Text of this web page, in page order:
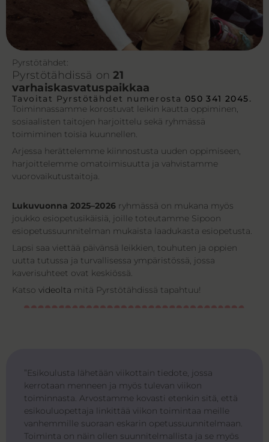
Pyrstötähdet:
Pyrstötähdissä on 21
varhaiskasvatuspaikkaa
Tavoitat Pyrstötähdet numerosta 050 341 2045.
Toiminnassamme korostuvat leikin kautta oppiminen,
sosiaalisten taitojen harjoittelu sekä ryhmässä
toimiminen toisia kuunnellen.
Arjessa herättelemme kiinnostusta uuden oppimiseen,
harjoittelemme omatoimisuutta ja vahvistamme
vuorovaikutustaitoja.
Lukuvuonna 2025–2026 ryhmässä on mukana myös
joukko esiopetusikäisiä, joille toteutamme Sipoon
esiopetussuunnitelman mukaista laadukasta esiopetusta.
Lapsi saa viettää päivänsä leikkien, touhuten ja oppien
uutta tutussa ja turvallisessa ympäristössä, jossa
kaverisuhteet ovat keskiössä.
Katso videolta mitä Pyrstötähdissä tapahtuu!
”Esikoulusta lähetään viikottain tiedote, jossa
kerrotaan menneen ja myös tulevan viikon
toiminnasta. Arvostamme kovasti etenkin sitä, että
esikouluopettaja linkittää viikon toimintaa meille
vanhemmille suoraan eskarin opetussuunnitelmaan.
Toiminta on näin ollen suunnitelmallista ja se myös